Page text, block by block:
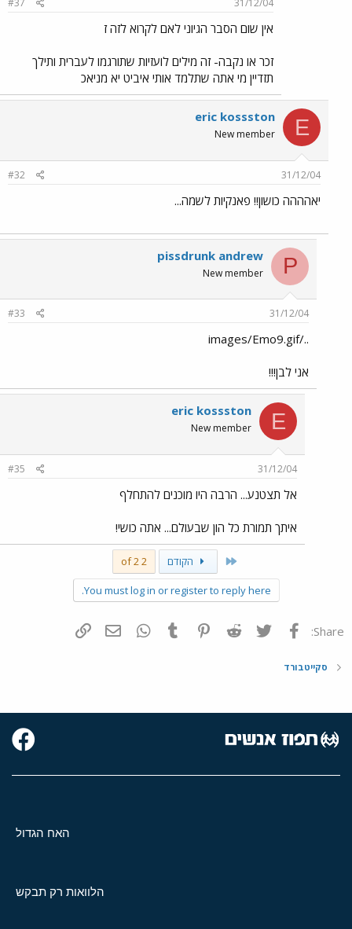
31/12/04
#37
אין שום הסבר הגיוני לאם לקרוא לזה ז
זכר או נקבה- זה מילים לועזיות שתורגמו לעברית ותילך
תזדיין מי אתה שתלמד אותי איביט יא מניאכ
E
eric kossston
New member
31/12/04
#32
יאהההה כושון!! פאנקיות לשמה...
P
pissdrunk andrew
New member
31/12/04
#33
../images/Emo9.gif
אני לבן!!!
E
eric kossston
New member
31/12/04
#35
אל תצטנע... הרבה היו מוכנים להתחלף
איתך תמורת כל הון שבעולם... אתה כושי!
First הקודם 2 of 2
You must log in or register to reply here.
Share: פייסבוק Twitter
Reddit
Pinterest
Tumblr
WhatsAppדואר אלקטרוני
סקייטבורד
האח הגדול
הלוואות רק תבקש